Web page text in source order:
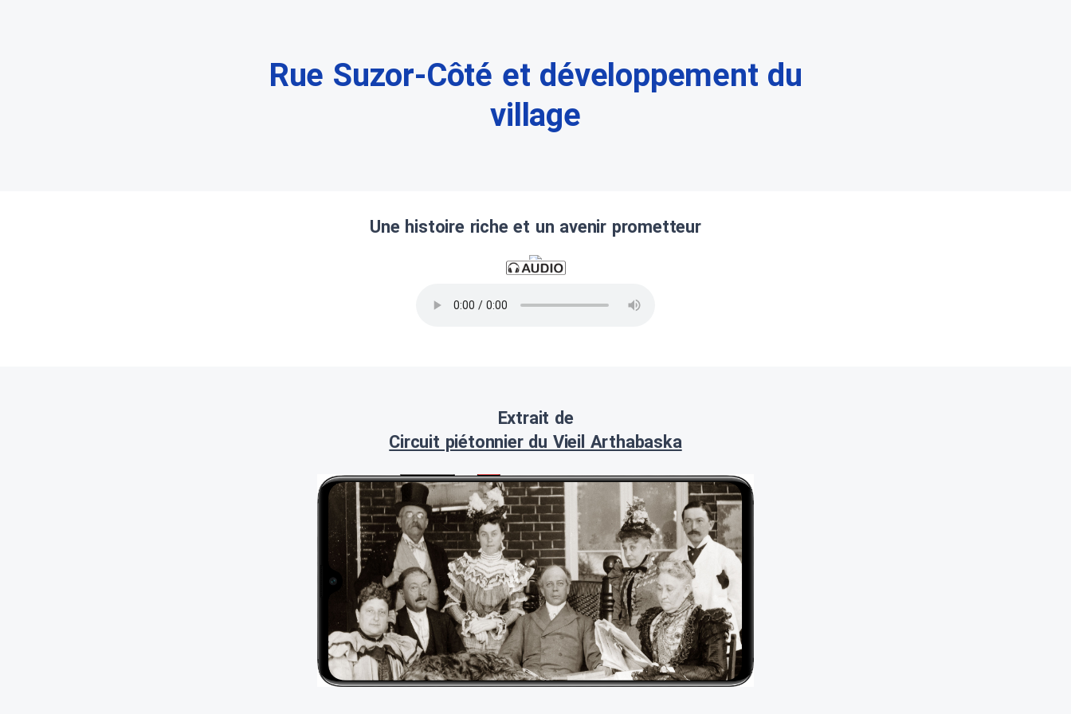
Rue Suzor-Côté et développement du
village
Une histoire riche et un avenir prometteur
Extrait de
Circuit piétonnier du Vieil Arthabaska